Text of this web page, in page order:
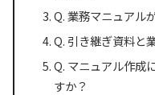
Q. 業務マニュアル
Q. 引き継ぎ資料と
Q. マニュアル作成
すか？